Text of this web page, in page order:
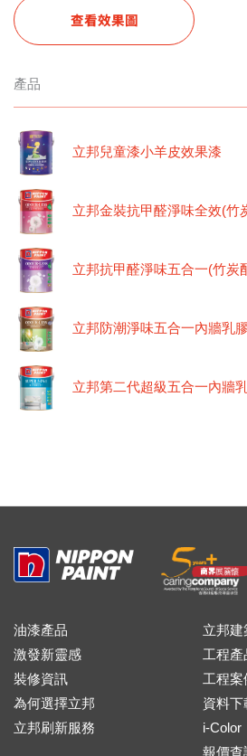
查看效果圖
產品
立邦兒童漆小羊皮效果漆
立邦金裝抗甲醛淨味全效(竹
立邦抗甲醛淨味五合一(竹炭
立邦防潮淨味五合一內牆乳
立邦第二代超級五合一內牆
油漆產品
激發新靈感
裝修資訊
為何選擇立邦
立邦刷新服務
立邦建
工程產
工程案
資料下
i-Color
報價查